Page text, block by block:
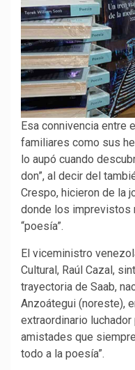
Esa connivencia entre
familiares como sus
lo aupó cuando
don”, al decir del
Crespo, hicieron de la
donde los imprevistos
“poesía”.
El viceministro
Cultural, Raúl Cazal,
trayectoria de Saab,
Anzoátegui (noreste),
extraordinario
amistades que
todo a la poesía”.